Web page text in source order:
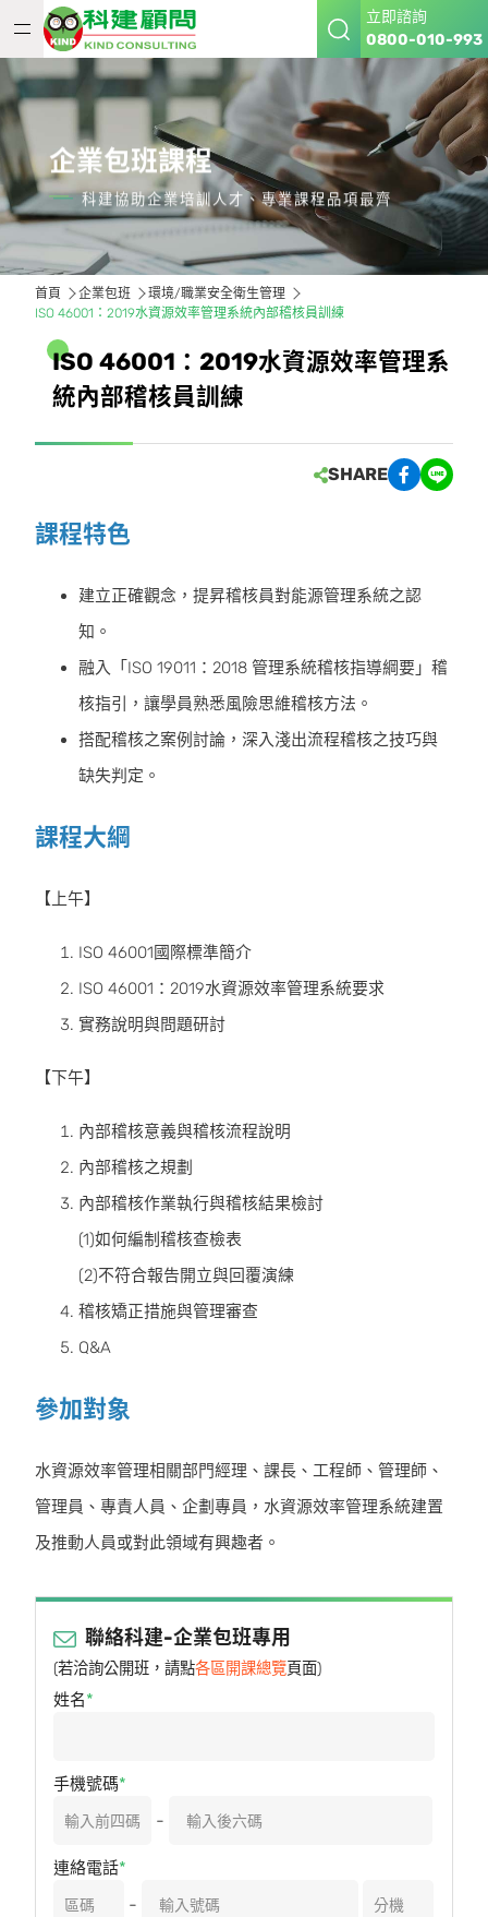
立即諮詢
0800-010-993
企業包班課程
科建協助企業培訓人才、專業課程品項最齊
首頁 企業包班
環境/職業安全衛生管理
ISO 46001：2019水資源效率管理系統內部稽核員訓練
ISO 46001 ： 2019水資源效率管理系
統內部稽核員訓 練
SHARE
課程特色
建立正確觀念，提昇稽核員對能源管理系統之認
知。
融入「ISO 19011：2018 管理系統稽核指導綱要」稽
核指引，讓學員熟悉風險思維稽核方法。
搭配稽核之案例討論，深入淺出流程稽核之技巧與
缺失判定。
課程大綱
【上午】
ISO 46001國際標準簡介
ISO 46001：2019水資源效率管理系統要求
實務說明與問題研討
【下午】
內部稽核意義與稽核流程說明
內部稽核之規劃
內部稽核作業執行與稽核結果檢討
(1)如何編制稽核查檢表
(2)不符合報告開立與回覆演練
稽核矯正措施與管理審查
Q&A
參加對象
水資源效率管理相關部門經理、課長、工程師、管理師、
管理員、專責人員、企劃專員，水資源效率管理系統建置
及推動人員或對此領域有興趣者。
聯絡科建-企業包班專用
(若洽詢公開班，請點各區開課總覽頁面)
姓名
手機號碼
-
連絡電話
-